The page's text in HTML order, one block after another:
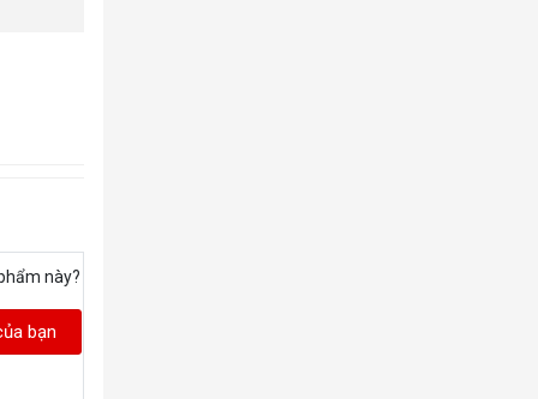
này?
bạn